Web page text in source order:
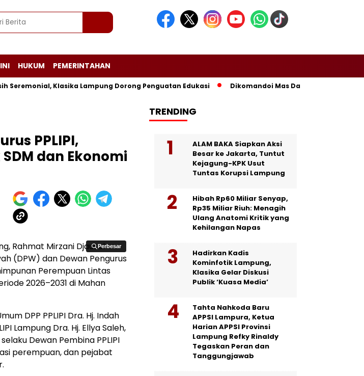
HUKUM PEMERINTAHAN
Klasika Lampung Dorong Penguatan Edukasi Dikomandoi Mas Dar, Don Muzakir Yakin
PPLIPI,
dan Ekonomi
Perbesar
Perbesar
Rahmat Mirzani Djausal
(DPW) dan Dewan Pengurus
Perempuan Lintas
2026–2031 di Mahan
DPP PPLIPI Dra. Hj. Indah
Lampung Dra. Hj. Ellya Saleh,
Dewan Pembina PPLIPI
perempuan, dan pejabat
TRENDING
ALAM BAKA Siapkan Aksi
Besar ke Jakarta, Tuntut
Kejagung-KPK Usut
Tuntas Korupsi Lampung
Hibah Rp60 Miliar Senyap,
Rp35 Miliar Riuh: Menagih
Ulang Anatomi Kritik yang
Kehilangan Napas
Hadirkan Kadis
Kominfotik Lampung,
Klasika Gelar Diskusi
Publik ‘Kuasa Media’
Tahta Nahkoda Baru
APPSI Lampura, Ketua
Harian APPSI Provinsi
Lampung Refky Rinaldy
Tegaskan Peran dan
Tanggungjawab